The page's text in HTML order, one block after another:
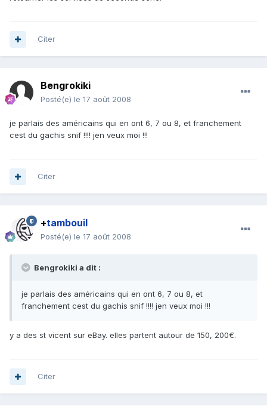
Citer
Bengrokiki
Posté(e) le 17 août 2008
je parlais des américains qui en ont 6, 7 ou 8, et franchement
cest du gachis snif !!!! jen veux moi !!!
Citer
+tambouil
Posté(e) le 17 août 2008
Bengrokiki a dit :
je parlais des américains qui en ont 6, 7 ou 8, et
franchement cest du gachis snif !!!! jen veux moi !!!
y a des st vicent sur eBay. elles partent autour de 150, 200€.
Citer